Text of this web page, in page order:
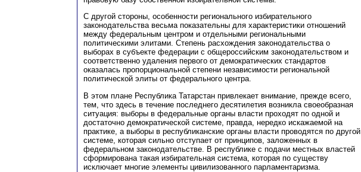
С другой стороны, особенности регионального избирательного
законодательства весьма показательны для характеристики отношений
между федеральным центром и отдельными региональными
политическими элитами. Степень расхождения законодательства о
выборах в субъекте федерации с общероссийским законодательством и
соответственно удаления первого от демократических стандартов
оказалась пропорциональной степени независимости региональной
политической элиты от федерального центра.
В этом плане Республика Татарстан привлекает внимание, прежде всего,
тем, что здесь в течение последнего десятилетия возникла своеобразная
ситуация: выборы в федеральные органы власти проходят по одной и
достаточно демократической системе, правда, нередко искажаемой на
практике, а выборы в республиканские органы власти проводятся по другой
системе, которая сильно отступает от принципов, заложенных в
федеральном законодательстве. В республике с подачи местных властей
сформирована такая избирательная система, которая по существу
исключает многие элементы цивилизованного парламентаризма.